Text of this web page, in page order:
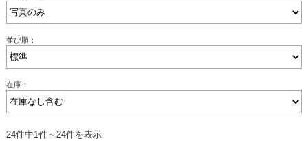
並び順：
在庫：
24件中1件～24件を表示